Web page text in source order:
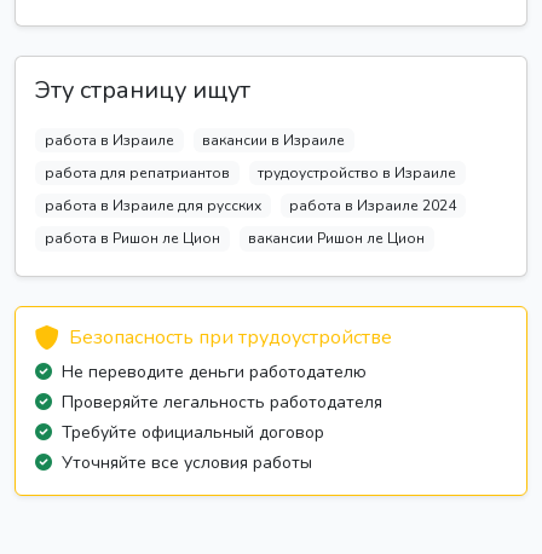
Эту страницу ищут
работа в Израиле
вакансии в Израиле
работа для репатриантов
трудоустройство в Израиле
работа в Израиле для русских
работа в Израиле 2024
работа в Ришон ле Цион
вакансии Ришон ле Цион
Безопасность при трудоустройстве
Не переводите деньги работодателю
Проверяйте легальность работодателя
Требуйте официальный договор
Уточняйте все условия работы